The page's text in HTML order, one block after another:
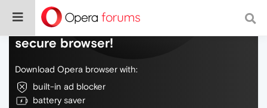
Do more on the web, with a fast and
secure browser!
Download Opera browser with:
built-in ad blocker
battery saver